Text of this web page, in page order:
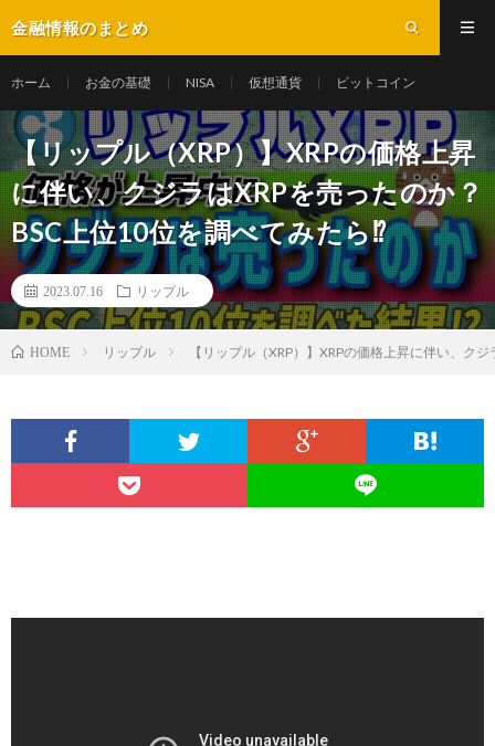
金融情報のまとめ
ホーム お金の基礎 NISA 仮想通貨 ビットコイン
【リップル（XRP）】XRPの価格上昇
に伴い、クジラはXRPを売ったのか？
BSC上位10位を調べてみたら⁉
2023.07.16 リップル
HOME リップル 【リップル（XRP）】XRPの価格上昇に伴い、ク